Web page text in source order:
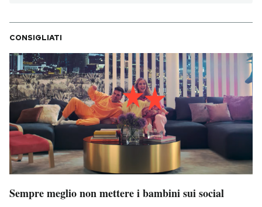
CONSIGLIATI
Sempre meglio non mettere i bambini sui social